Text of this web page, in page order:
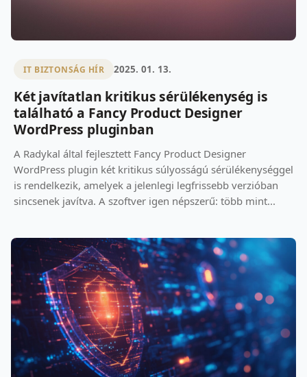
IT BIZTONSÁG HÍR 2025. 01. 13.
Két javítatlan kritikus sérülékenység is
található a Fancy Product Designer
WordPress pluginban
A Radykal által fejlesztett Fancy Product Designer
WordPress plugin két kritikus súlyosságú sérülékenységgel
is rendelkezik, amelyek a jelenlegi legfrissebb verzióban
sincsenek javítva. A szoftver igen népszerű: több mint...